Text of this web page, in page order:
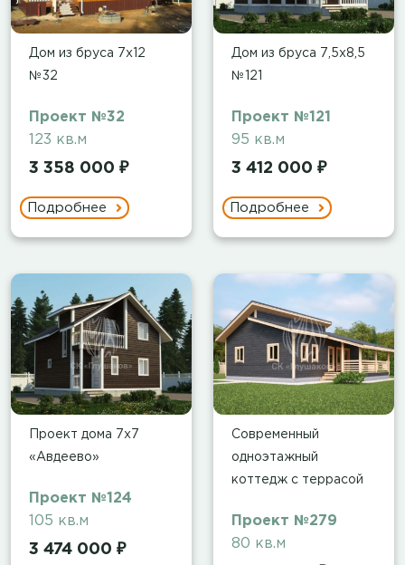
Дом из бруса 7х12
№32
Проект №32
123 кв.м
3 358 000 ₽
Подробнее
Дом из бруса 7,5х8,5
№121
Проект №121
95 кв.м
3 412 000 ₽
Подробнее
Проект дома 7х7
«Авдеево»
Проект №124
105 кв.м
3 474 000 ₽
Современный
одноэтажный
коттедж с террасой
Проект №279
80 кв.м